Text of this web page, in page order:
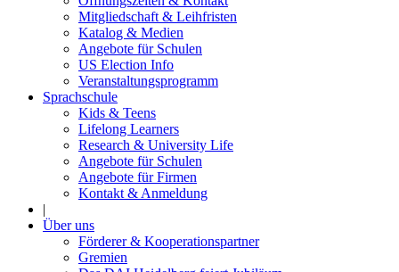
Mitgliedschaft & Leihfristen
Katalog & Medien
Angebote für Schulen
US Election Info
Veranstaltungsprogramm
Sprachschule
Kids & Teens
Lifelong Learners
Research & University Life
Angebote für Schulen
Angebote für Firmen
Kontakt & Anmeldung
|
Über uns
Förderer & Kooperationspartner
Gremien